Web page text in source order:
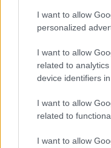
I want to allow
personalized
I want to allow
related to
device identifiers in
I want to allow
related to
I want to allow
Címkék:bemutató credo